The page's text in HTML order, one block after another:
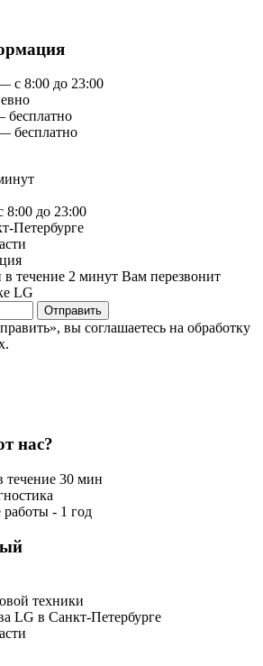
с 8:00 до 23:00
бесплатно
бесплатно
8:00 до 23:00
Петербургe
течение 2 минут Вам перезвонит
LG
Отправить
вы соглашаетесь на обработку
нас?
течение 30 мин
работы - 1 год
техники
LG в Санкт-Петербургe